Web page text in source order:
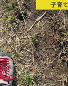
子育て